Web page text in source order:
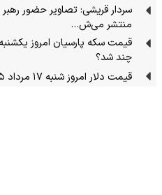
سردار قریشی: تصاویر حضور
منتشر می‌ش…
چند شد؟
قیمت دلار امروز شنبه ۱۷ مرداد ۱۴۰۵ / دلار در بازار آزاد چند شد؟